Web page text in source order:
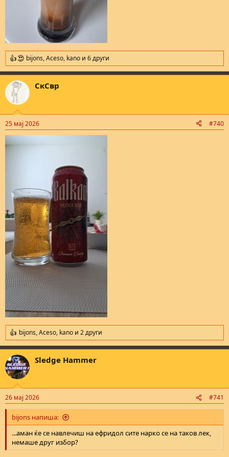
R
e
a
c
i
s
:
bijons,Aceso, kano и 6 други
СкСвр
25 мај 2026 #740
R
e
a
c
t
i
s
:
bijons,Aceso, kano и 2 други
Sledge Hammer
26 мај 2026 #741
bijons напиша:
...аман ќе се навлечиш на ефридол сите нарко се на таков лек,
немаше друг избор?